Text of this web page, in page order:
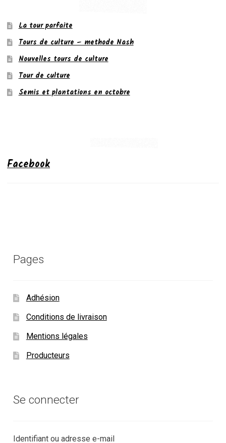
La tour parfaite
Tours de culture – methode Nash
Nouvelles tours de culture
Tour de culture
Semis et plantations en octobre
Facebook
Pages
Adhésion
Conditions de livraison
Mentions légales
Producteurs
Se connecter
Identifiant ou adresse e-mail